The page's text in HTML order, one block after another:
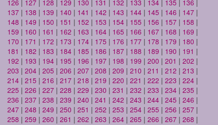
126 127 128 129 130 131 132 133 134 135 136
137 | 138 | 139 | 140 | 141 | 142 | 143 | 144 | 145 | 146 | 147 |
148 | 149 | 150 | 151 | 152 | 153 | 154 | 155 | 156 | 157 | 158 |
159 | 160 | 161 | 162 | 163 | 164 | 165 | 166 | 167 | 168 | 169 |
170 | 171 | 172 | 173 | 174 | 175 | 176 | 177 | 178 | 179 | 180 |
181 | 182 | 183 | 184 | 185 | 186 | 187 | 188 | 189 | 190 | 191 |
192 | 193 | 194 | 195 | 196 | 197 | 198 | 199 | 200 | 201 | 202 |
203 | 204 | 205 | 206 | 207 | 208 | 209 | 210 | 211 | 212 | 213 |
214 | 215 | 216 | 217 | 218 | 219 | 220 | 221 | 222 | 223 | 224 |
225 | 226 | 227 | 228 | 229 | 230 | 231 | 232 | 233 | 234 | 235 |
236 | 237 | 238 | 239 | 240 | 241 | 242 | 243 | 244 | 245 | 246 |
247 | 248 | 249 | 250 | 251 | 252 | 253 | 254 | 255 | 256 | 257 |
258 | 259 | 260 | 261 | 262 | 263 | 264 | 265 | 266 | 267 | 268 |